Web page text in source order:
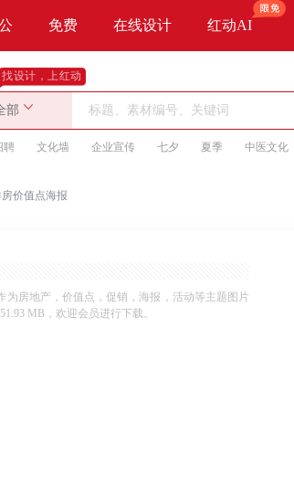
免费 在线设计 红动AI
找设计，上红动
部
聘 文化墙 企业宣传 七夕 夏季 中医文化
价值点海报
为房地产，价值点，促销，海报，活动等主题图片
MB，欢迎会员进行下载。